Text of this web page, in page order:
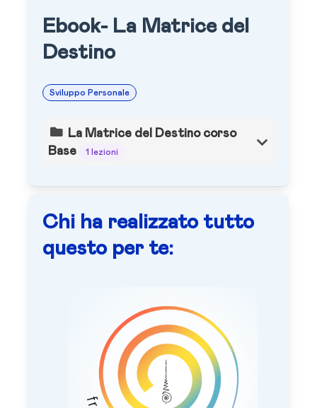
Ebook- La Matrice del
Destino
Sviluppo Personale
La Matrice del Destino corso
Base
1 lezioni
Chi ha realizzato tutto
questo per te: